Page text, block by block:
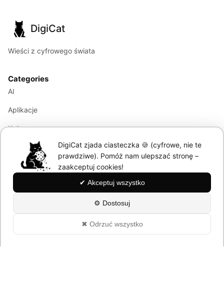
DigiCat
Wieści z cyfrowego świata
Categories
AI
Aplikacje
Kultura
Marketing
Modele językowe
About
Polityka Prywatności
DigiCat zjada ciasteczka 🍪 (cyfrowe, nie te
prawdziwe). Pomóż nam ulepszać stronę –
zaakceptuj cookies!
✔ Akceptuj wszystko
⚙ Dostosuj
✖ Odrzuć wszystko